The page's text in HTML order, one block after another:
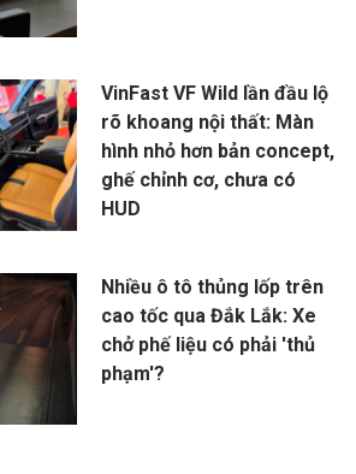
VinFast VF Wild lần đầu lộ
rõ khoang nội thất: Màn
hình nhỏ hơn bản concept,
ghế chỉnh cơ, chưa có
HUD
Nhiều ô tô thủng lốp trên
cao tốc qua Đắk Lắk: Xe
chở phế liệu có phải 'thủ
phạm'?